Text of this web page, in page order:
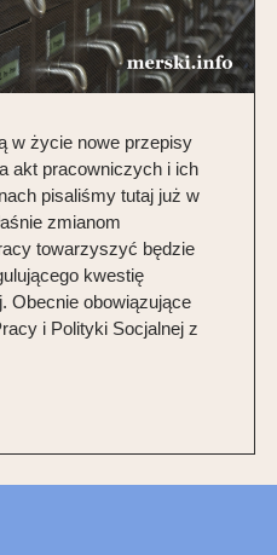
w życie nowe przepisy
akt pracowniczych i ich
pisaliśmy tutaj już w
zmianom
towarzyszyć będzie
kwestię
Obecnie obowiązujące
i Polityki Socjalnej z